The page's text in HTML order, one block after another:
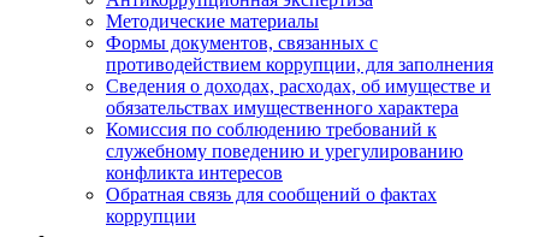
Методические материалы
Формы документов, связанных с
противодействием коррупции, для заполнения
Сведения о доходах, расходах, об имуществе и
обязательствах имущественного характера
Комиссия по соблюдению требований к
служебному поведению и урегулированию
конфликта интересов
Обратная связь для сообщений о фактах
коррупции